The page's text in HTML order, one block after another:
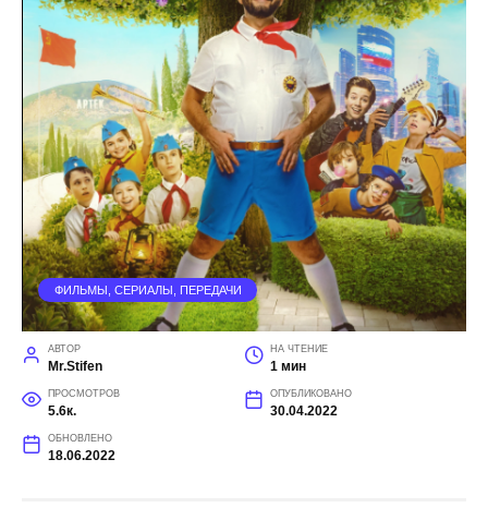
ФИЛЬМЫ, СЕРИАЛЫ, ПЕРЕДАЧИ
АВТОР
Mr.Stifen
НА ЧТЕНИЕ
1 мин
ПРОСМОТРОВ
5.6к.
ОПУБЛИКОВАНО
30.04.2022
ОБНОВЛЕНО
18.06.2022